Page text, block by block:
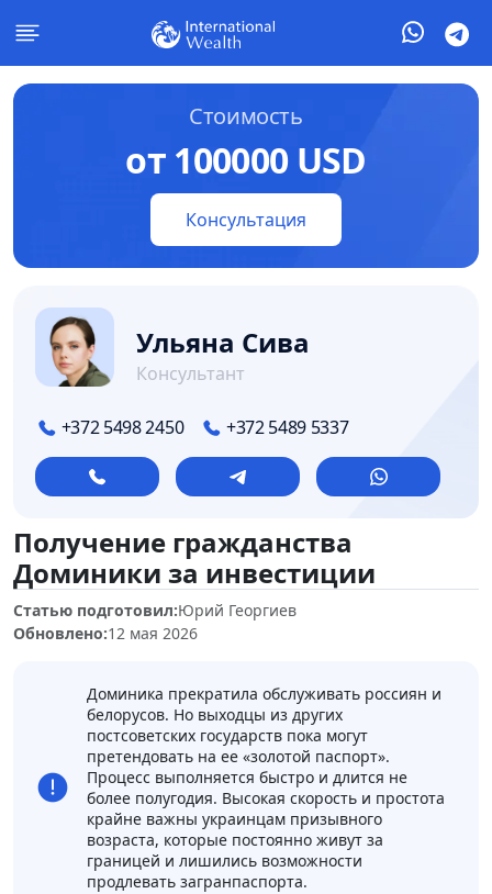
Стоимость
от 100000 USD
Консультация
Ульяна Сива
Консультант
+372 5498 2450 +372 5489 5337
Получение гражданства
Доминики за инвестиции
Статью подготовил:Юрий Георгиев
Обновлено:12 мая 2026
Доминика прекратила обслуживать россиян и
белорусов. Но выходцы из других
постсоветских государств пока могут
претендовать на ее «золотой паспорт».
Процесс выполняется быстро и длится не
более полугодия. Высокая скорость и простота
крайне важны украинцам призывного
возраста, которые постоянно живут за
границей и лишились возможности
продлевать загранпаспорта.